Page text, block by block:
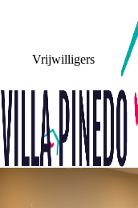
Vrijwilligers